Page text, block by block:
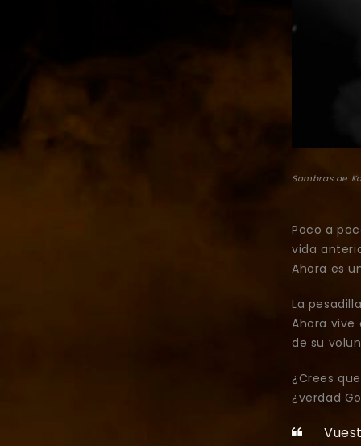
Sombras de
Poco a
vida
Ahora es
La
Ahora
de su
¿Crees
¿verdad